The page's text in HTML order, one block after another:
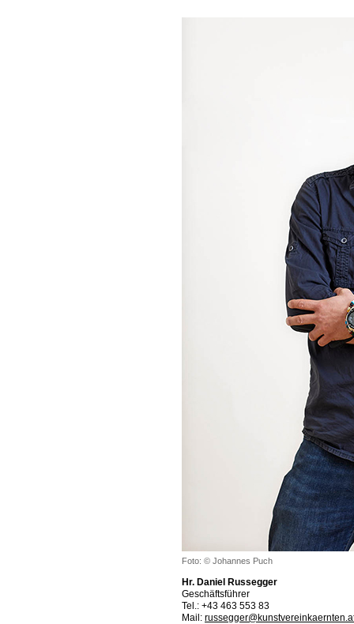
Foto: © Johannes Puch
Hr. Daniel Russegger
Geschäftsführer
Tel.: +43 463 553 83
Mail: